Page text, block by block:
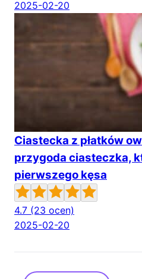
2025-02-20
Ciastecka z płatków
przygoda ciasteczka,
pierwszego kęsa
4.7 (23 ocen)
2025-02-20